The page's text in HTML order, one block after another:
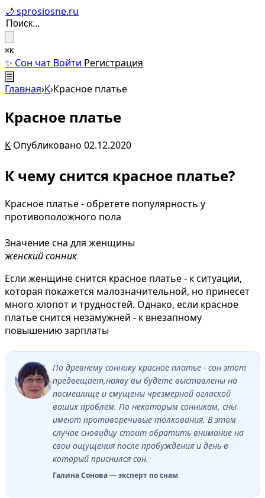
🌙 sprosiosne.ru
⌘K
✨ Сон чат Войти Регистрация
☰
Главная›К›Красное платье
Красное платье
К Опубликовано 02.12.2020
К чему снится красное платье?
Красное платье - обретете популярность у
противоположного пола
Значение сна для женщины
женский сонник
Если женщине снится красное платье - к ситуации,
которая покажется малозначительной, но принесет
много хлопот и трудностей. Однако, если красное
платье снится незамужней - к внезапному
повышению зарплаты
По древнему соннику красное платье - сон этот
предвещает,наяву вы будете выставлены на
посмешище и смущены чрезмерной оглаской
ваших проблем. По некоторым сонникам, сны
имеют противоречивые толкования. В этом
случае сновидцу стоит обратить внимание на
свои ощущения после пробуждения и день в
который приснился сон.
Галина Сонова — эксперт по снам